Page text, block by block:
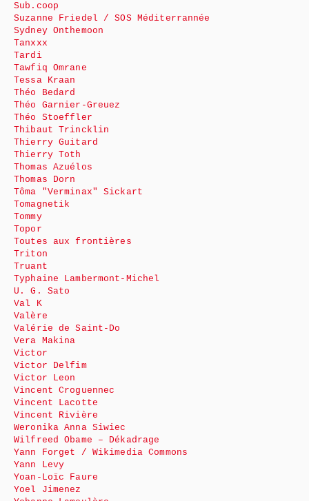
Sub.coop
Suzanne Friedel / SOS Méditerrannée
Sydney Onthemoon
Tanxxx
Tardi
Tawfiq Omrane
Tessa Kraan
Théo Bedard
Théo Garnier-Greuez
Théo Stoeffler
Thibaut Trincklin
Thierry Guitard
Thierry Toth
Thomas Azuélos
Thomas Dorn
Tôma "Verminax" Sickart
Tomagnetik
Tommy
Topor
Toutes aux frontières
Triton
Truant
Typhaine Lambermont-Michel
U. G. Sato
Val K
Valère
Valérie de Saint-Do
Vera Makina
Victor
Victor Delfim
Victor Leon
Vincent Croguennec
Vincent Lacotte
Vincent Rivière
Weronika Anna Siwiec
Wilfreed Obame – Dékadrage
Yann Forget / Wikimedia Commons
Yann Levy
Yoan-Loïc Faure
Yoel Jimenez